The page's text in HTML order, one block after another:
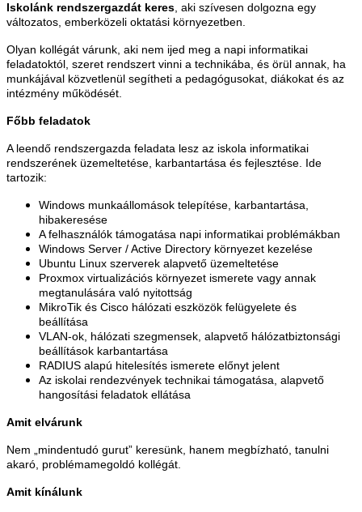
Iskolánk rendszergazdát keres , aki szívesen dolgozna egy
változatos, emberközeli oktatási környezetben.
Olyan kollégát várunk, aki nem ijed meg a napi informatikai
feladatoktól, szeret rendszert vinni a technikába, és örül annak, ha
munkájával közvetlenül segítheti a pedagógusokat, diákokat és az
intézmény működését.
Főbb feladatok
A leendő rendszergazda feladata lesz az iskola informatikai
rendszerének üzemeltetése, karbantartása és fejlesztése. Ide
tartozik:
Windows munkaállomások telepítése, karbantartása,
hibakeresése
A felhasználók támogatása napi informatikai problémákban
Windows Server / Active Directory környezet kezelése
Ubuntu Linux szerverek alapvető üzemeltetése
Proxmox virtualizációs környezet ismerete vagy annak
megtanulására való nyitottság
MikroTik és Cisco hálózati eszközök felügyelete és
beállítása
VLAN-ok, hálózati szegmensek, alapvető hálózatbiztonsági
beállítások karbantartása
RADIUS alapú hitelesítés ismerete előnyt jelent
Az iskolai rendezvények technikai támogatása, alapvető
hangosítási feladatok ellátása
Amit elvárunk
Nem „mindentudó gurut” keresünk, hanem megbízható, tanulni
akaró, problémamegoldó kollégát.
Amit kínálunk